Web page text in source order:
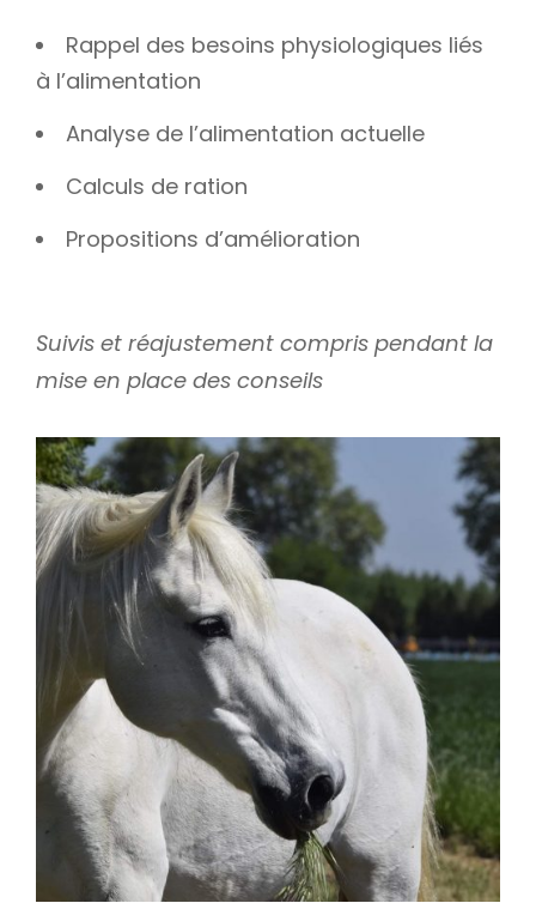
Rappel des besoins physiologiques liés
à l’alimentation
Analyse de l’alimentation actuelle
Calculs de ration
Propositions d’amélioration
Suivis et réajustement compris pendant la
mise en place des conseils